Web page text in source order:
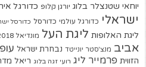
יוחאי שטנצלר בלוג יורגן קלופ כדורגל
ישראלי כדורגל עולמי כדורסל כדורסל
ליגת האלופות ליגת העל מונדיאל 2018
אביב מנצ'סטר יונייטד נבחרת ישראל
הזווית פרמייר ליג רועי זגה בלוג ריאל